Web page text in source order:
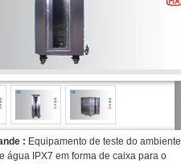
: Equipamento de teste do ambiente
água IPX7 em forma de caixa para o